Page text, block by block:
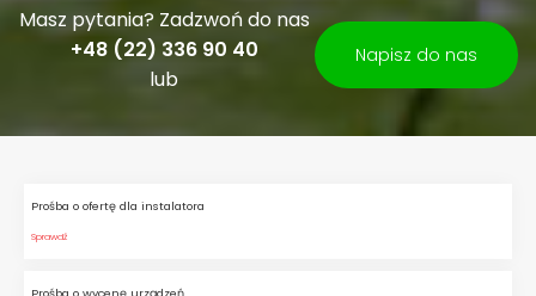
Masz pytania? Zadzwoń do nas
+48 (22) 336 90 40
lub
Napisz do nas
Prośba o ofertę dla instalatora
Sprawdź
Prośba o wycenę urządzeń